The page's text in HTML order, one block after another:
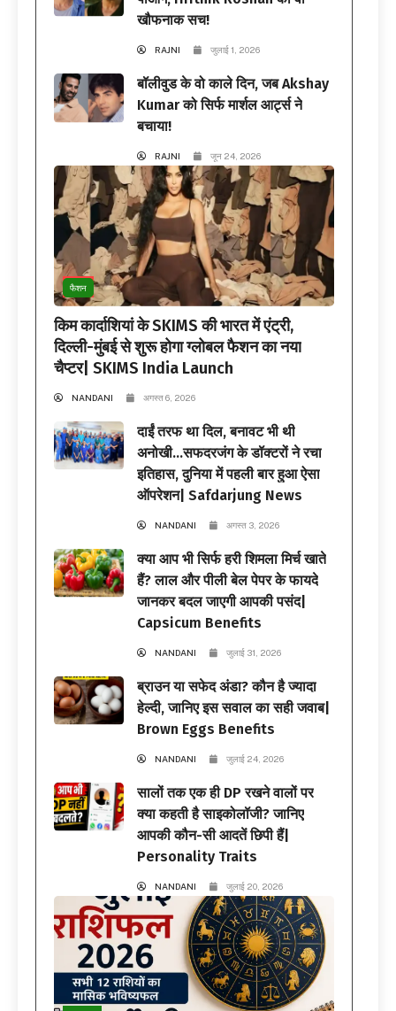
खौफनाक सच!
RAJNI जुलाई 1, 2026
बॉलीवुड के वो काले दिन, जब Akshay
Kumar को सिर्फ मार्शल आर्ट्स ने
बचाया!
RAJNI जून 24, 2026
फैशन
किम कार्दाशियां के SKIMS की भारत में एंट्री,
दिल्ली-मुंबई से शुरू होगा ग्लोबल फैशन का नया
चैप्टर| SKIMS India Launch
NANDANI अगस्त 6, 2026
दाईं तरफ था दिल, बनावट भी थी
अनोखी…सफदरजंग के डॉक्टरों ने रचा
इतिहास, दुनिया में पहली बार हुआ ऐसा
ऑपरेशन| Safdarjung News
NANDANI अगस्त 3, 2026
क्या आप भी सिर्फ हरी शिमला मिर्च खाते
हैं? लाल और पीली बेल पेपर के फायदे
जानकर बदल जाएगी आपकी पसंद|
Capsicum Benefits
NANDANI जुलाई 31, 2026
ब्राउन या सफेद अंडा? कौन है ज्यादा
हेल्दी, जानिए इस सवाल का सही जवाब|
Brown Eggs Benefits
NANDANI जुलाई 24, 2026
सालों तक एक ही DP रखने वालों पर
क्या कहती है साइकोलॉजी? जानिए
आपकी कौन-सी आदतें छिपी हैं|
Personality Traits
NANDANI जुलाई 20, 2026